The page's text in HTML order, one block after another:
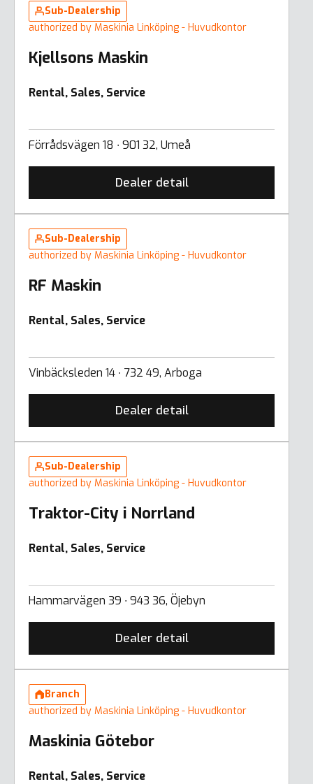
Sub-Dealership
authorized by Maskinia Linköping - Huvudkontor
Kjellsons Maskin
Rental, Sales, Service
Förrådsvägen 18 ∙ 901 32, Umeå
Dealer detail
Sub-Dealership
authorized by Maskinia Linköping - Huvudkontor
RF Maskin
Rental, Sales, Service
Vinbäcksleden 14 ∙ 732 49, Arboga
Dealer detail
Sub-Dealership
authorized by Maskinia Linköping - Huvudkontor
Traktor-City i Norrland
Rental, Sales, Service
Hammarvägen 39 ∙ 943 36, Öjebyn
Dealer detail
Branch
authorized by Maskinia Linköping - Huvudkontor
Maskinia Götebor
Rental, Sales, Service